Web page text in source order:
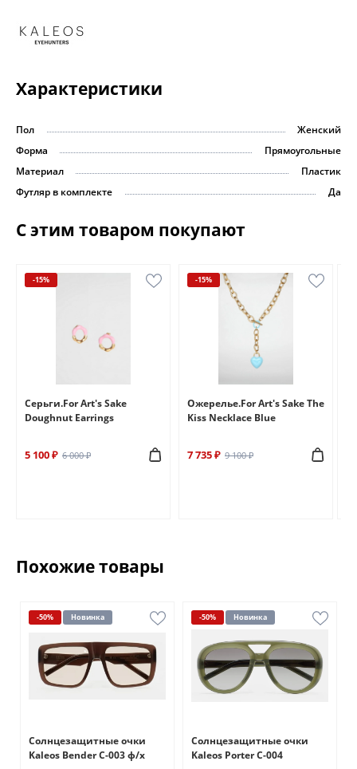
Характеристики
Пол
Женский
Форма
Прямоугольные
Материал
Пластик
Футляр в комплекте
Да
С этим товаром покупают
-15%
Серьги.For Art's Sake
Doughnut Earrings
5 100 ₽ 6 000 ₽
-15%
Ожерелье.For Art's Sake The
Kiss Necklace Blue
7 735 ₽ 9 100 ₽
Похожие товары
-50% Новинка
Солнцезащитные очки
Kaleos Bender C-003 ф/х
-50% Новинка
Солнцезащитные очки
Kaleos Porter C-004